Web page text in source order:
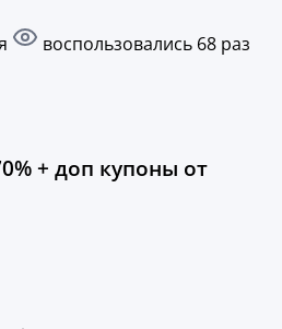
воспользовались 68 раз
+ доп купоны от